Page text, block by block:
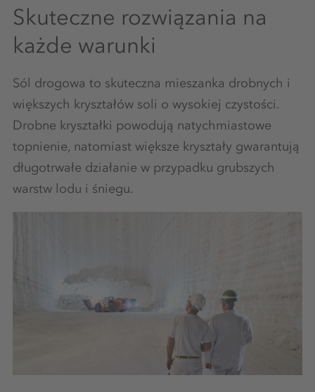
Skuteczne rozwiązania na
każde warunki
Sól drogowa to skuteczna mieszanka drobnych i
większych kryształów soli o wysokiej czystości.
Drobne kryształki powodują natychmiastowe
topnienie, natomiast większe kryształy gwarantują
długotrwałe działanie w przypadku grubszych
warstw lodu i śniegu.